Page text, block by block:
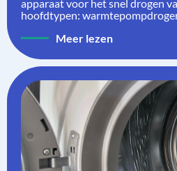
apparaat voor het snel drogen
hoofdtypen:
Meer lezen